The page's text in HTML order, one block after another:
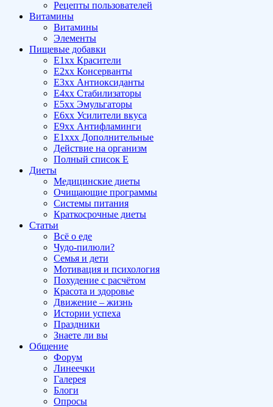
Рецепты пользователей
Витамины
Витамины
Элементы
Пищевые добавки
E1xx Красители
E2xx Консерванты
E3xx Антиоксиданты
E4xx Стабилизаторы
E5xx Эмульгаторы
E6xx Усилители вкуса
E9xx Антифламинги
E1xxx Дополнительные
Действие на организм
Полный список E
Диеты
Медицинские диеты
Очищающие программы
Системы питания
Краткосрочные диеты
Статьи
Всё о еде
Чудо-пилюли?
Семья и дети
Мотивация и психология
Похудение с расчётом
Красота и здоровье
Движение – жизнь
Истории успеха
Праздники
Знаете ли вы
Общение
Форум
Линеечки
Галерея
Блоги
Опросы